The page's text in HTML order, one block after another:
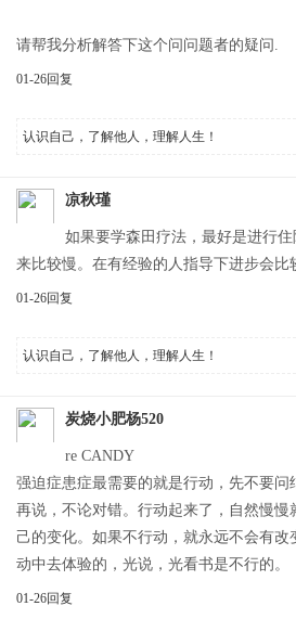
请帮我分析解答下这个问问题者的疑问.
01-26回复
认识自己，了解他人，理解人生！
凉秋瑾
如果要学森田疗法，最好是进行
来比较慢。在有经验的人指导下进步会比
01-26回复
认识自己，了解他人，理解人生！
炭烧小肥杨520
re CANDY
强迫症患症最需要的就是行动，先不要问
再说，不论对错。行动起来了，自然慢慢
己的变化。如果不行动，就永远不会有
动中去体验的，光说，光看书是不行的。
01-26回复